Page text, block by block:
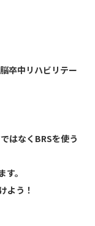
卒中リハビリテー
はなくBRSを使う
。
よう！